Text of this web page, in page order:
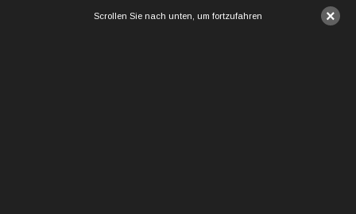
×
Scrollen Sie nach unten, um fortzufahren